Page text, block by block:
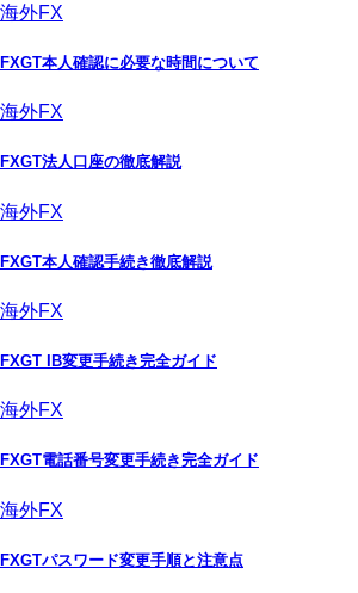
海外FX
FXGT本人確認に必要な時間について
海外FX
FXGT法人口座の徹底解説
海外FX
FXGT本人確認手続き徹底解説
海外FX
FXGT IB変更手続き完全ガイド
海外FX
FXGT電話番号変更手続き完全ガイド
海外FX
FXGTパスワード変更手順と注意点